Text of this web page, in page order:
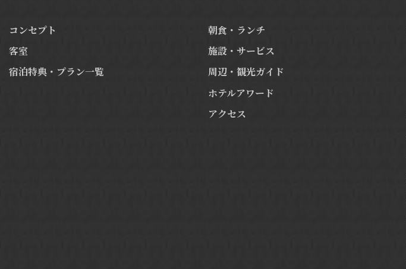
コンセプト
客室
宿泊特典・プラン一覧
朝食・ランチ
施設・サービス
周辺・観光ガイド
ホテルアワード
アクセス